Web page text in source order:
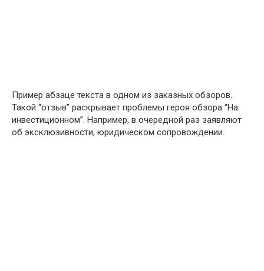
Пример абзаце текста в одном из заказных обзоров.
Такой “отзыв” раскрывает проблемы героя обзора “На
инвестиционном”. Например, в очередной раз заявляют
об эксклюзивности, юридическом сопровождении.